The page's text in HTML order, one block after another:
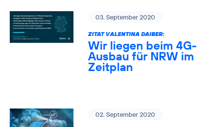
03. September 2020
ZITAT VALENTINA DAIBER:
Wir liegen beim 4G-
Ausbau für NRW im
Zeitplan
02. September 2020